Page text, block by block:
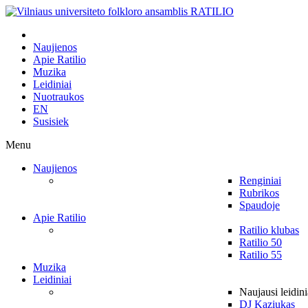
Naujienos
Apie Ratilio
Muzika
Leidiniai
Nuotraukos
EN
Susisiek
Menu
Naujienos
Renginiai
Rubrikos
Spaudoje
Apie Ratilio
Ratilio klubas
Ratilio 50
Ratilio 55
Muzika
Leidiniai
Naujausi
DJ Kaziukas